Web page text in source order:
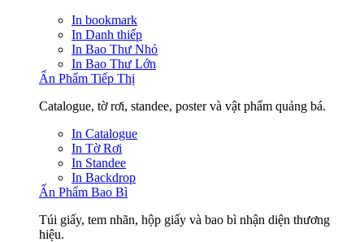
In bookmark
In Danh thiếp
In Bao Thư Nhỏ
In Bao Thư Lớn
Ấn Phẩm Tiếp Thị
Catalogue, tờ rơi, standee, poster và vật phẩm quảng bá.
In Catalogue
In Tờ Rơi
In Standee
In Backdrop
Ấn Phẩm Bao Bì
Túi giấy, tem nhãn, hộp giấy và bao bì nhận diện thương
hiệu.